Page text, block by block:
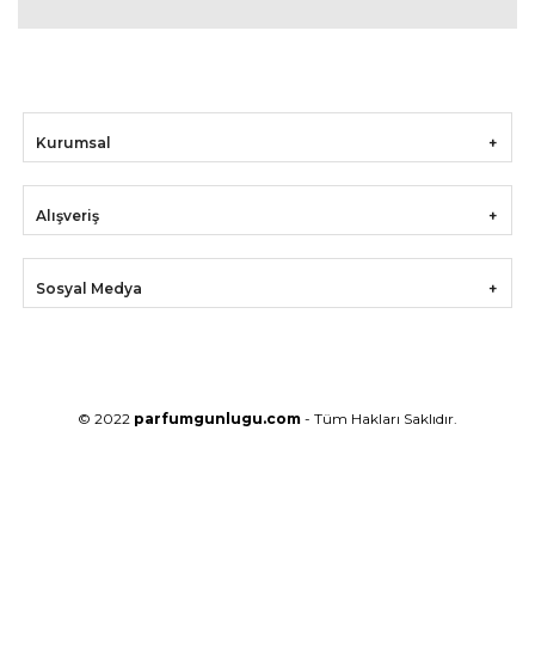
Kurumsal
Alışveriş
Sosyal Medya
© 2022 parfumgunlugu.com - Tüm Hakları Saklıdır.